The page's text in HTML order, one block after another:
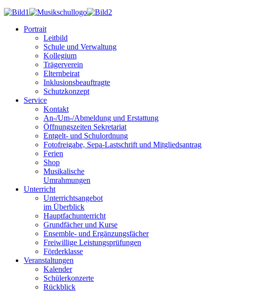
Portrait
Leitbild
Schule und Verwaltung
Kollegium
Trägerverein
Elternbeirat
Inklusionsbeauftragte
Schutzkonzept
Service
Kontakt
An-/Um-/Abmeldung und Erstattung
Öffnungszeiten Sekretariat
Entgelt- und Schulordnung
Fotofreigabe, Sepa-Lastschrift und Mitgliedsantrag
Ferien
Shop
Musikalische
Umrahmungen
Unterricht
Unterrichtsangebot
im Überblick
Hauptfachunterricht
Grundfächer und Kurse
Ensemble- und Ergänzungsfächer
Freiwillige Leistungsprüfungen
Förderklasse
Veranstaltungen
Kalender
Schülerkonzerte
Rückblick